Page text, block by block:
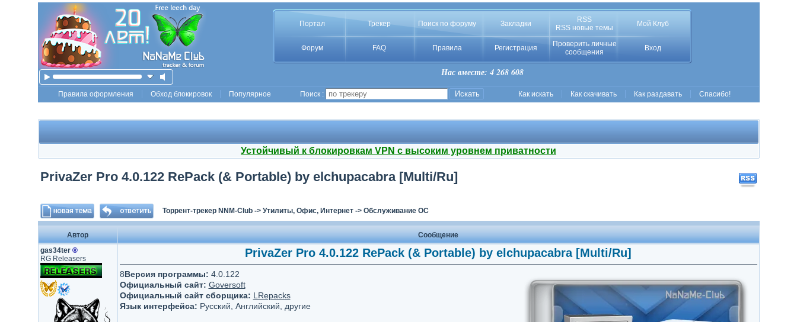
Портал Трекер Поиск по форуму Закладки
RSS
RSS новые темы
Мой Клуб
Форум FAQ Правила Регистрация
Проверить личные
сообщения
Вход
Нас вместе: 4 268 608
Правила оформления Обход блокировок Популярное Поиск : Как искать Как скачивать Как раздавать Спасибо!
Устойчивый к блокировкам VPN с высоким уровнем приватности
PrivaZer Pro 4.0.122 RePack (& Portable) by elchupacabra [Multi/Ru]
Торрент-трекер NNM-Club-> Утилиты, Офис, Интернет-> Обслуживание ОС
Автор
Сообщение
gas34ter ®
RG Releasers
PrivaZer Pro 4.0.122 RePack (& Portable) by elchupacabra [Multi/Ru]
8Версия программы: 4.0.122
Официальный сайт: Goversoft
Официальный сайт сборщика: LRepacks
Язык интерфейса: Русский, Английский, другие